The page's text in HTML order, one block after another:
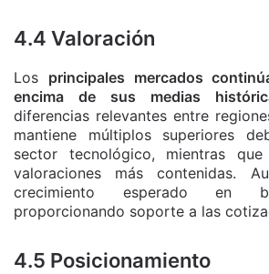
4.4 Valoración
Los principales mercados
encima de sus medias
diferencias relevantes entre
mantiene múltiplos superiores
sector tecnológico, mientras que
valoraciones más contenidas.
crecimiento esperado en
proporcionando soporte a las
4.5 Posicionamiento